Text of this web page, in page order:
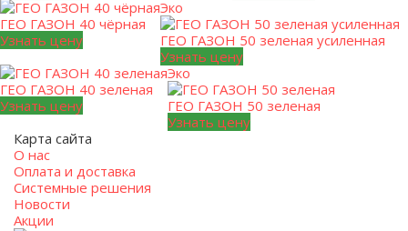
ГЕО ГАЗОН 40 чёрная
Узнать цену
Эко
ГЕО ГАЗОН 50 зеленая усиленная
Узнать цену
ГЕО ГАЗОН 40 зеленая
Узнать цену
Эко
ГЕО ГАЗОН 50 зеленая
Узнать цену
Карта сайта
О нас
Оплата и доставка
Системные решения
Новости
Акции